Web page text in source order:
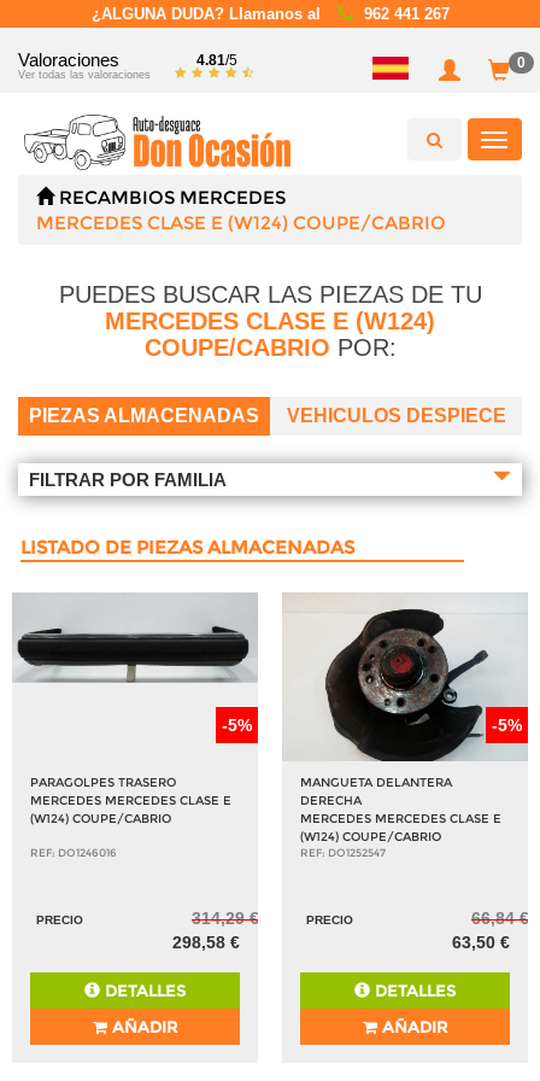
¿ALGUNA DUDA? Llamanos al 962 441 267
Valoraciones
Ver todas las valoraciones
4.81/5 0
RECAMBIOS MERCEDES
MERCEDES CLASE E (W124) COUPE/CABRIO
PUEDES BUSCAR LAS PIEZAS DE TU
MERCEDES CLASE E (W124)
COUPE/CABRIO POR:
PIEZAS ALMACENADAS VEHICULOS DESPIECE
FILTRAR POR FAMILIA
LISTADO DE PIEZAS ALMACENADAS
-5%
PARAGOLPES TRASERO
MERCEDES MERCEDES CLASE E
(W124) COUPE/CABRIO
REF: DO1246016
PRECIO
314,29 €
298,58 €
DETALLES
AÑADIR
-5%
MANGUETA DELANTERA
DERECHA
MERCEDES MERCEDES CLASE E
(W124) COUPE/CABRIO
REF: DO1252547
PRECIO
66,84 €
63,50 €
DETALLES
AÑADIR